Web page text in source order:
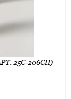
25С-206СП)